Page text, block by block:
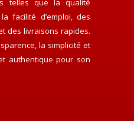
telles que la qualité
facilité d’emploi, des
des livraisons rapides.
la simplicité et
authentique pour son